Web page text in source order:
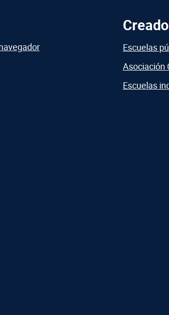
Escuelas
Asociación
Escuelas